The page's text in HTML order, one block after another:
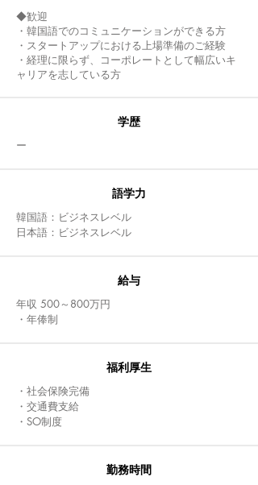
◆歓迎
・韓国語でのコミュニケーションができる方
・スタートアップにおける上場準備のご経験
・経理に限らず、コーポレートとして幅広いキ
ャリアを志している方
​学歴
​ー
語学力
韓国語：ビジネスレベル
​日本語：ビジネスレベル
給与
年収 500～800万円
・年俸制
福利厚生
・社会保険完備
・交通費支給
・SO制度
​勤務時間